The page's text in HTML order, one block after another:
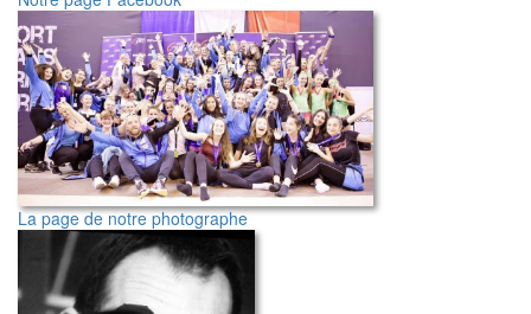
La page de notre photographe